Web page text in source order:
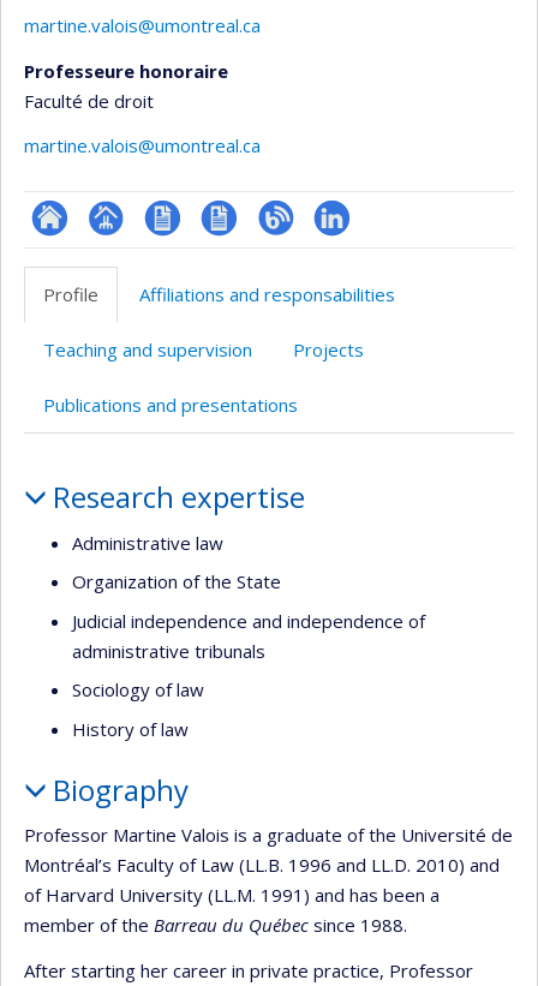
martine.valois@umontreal.ca
Professeure honoraire
Faculté de droit
martine.valois@umontreal.ca
ResearchGate
Page
professionnelle
(faculté,département,école)
CV
CV
BlogueLinkedIn
Profile
Affiliations and responsabilities
Teaching and supervision Projects
Publications and presentations
Research expertise
Administrative law
Organization of the State
Judicial independence and independence of
administrative tribunals
Sociology of law
History of law
Biography
Professor Martine Valois is a graduate of the Université de
Montréal’s Faculty of Law (LL.B. 1996 and LL.D. 2010) and
of Harvard University (LL.M. 1991) and has been a
member of the Barreau du Québec since 1988.
After starting her career in private practice, Professor